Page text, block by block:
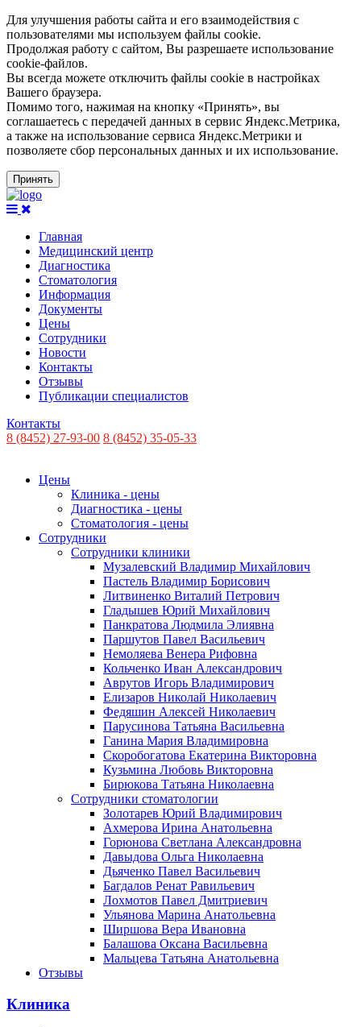
Для улучшения работы сайта и его взаимодействия с
пользователями мы используем файлы cookie.
Продолжая работу с сайтом, Вы разрешаете использование
cookie-файлов.
Вы всегда можете отключить файлы cookie в настройках
Вашего браузера.
Помимо того, нажимая на кнопку «Принять», вы
соглашаетесь с передачей данных в сервис Яндекс.Метрика,
а также на использование сервиса Яндекс.Метрики и
позволяете сбор персональных данных и их использование.
Принять
Главная
Медицинский центр
Диагностика
Стоматология
Информация
Документы
Цены
Сотрудники
Новости
Контакты
Отзывы
Публикации специалистов
Контакты
8 (8452) 27-93-00 8 (8452) 35-05-33
Цены
Клиника - цены
Диагностика - цены
Стоматология - цены
Сотрудники
Сотрудники клиники
Музалевский Владимир Михайлович
Пастель Владимир Борисович
Литвиненко Виталий Петрович
Гладышев Юрий Михайлович
Панкратова Людмила Элиявна
Паршутов Павел Васильевич
Немоляева Венера Рифовна
Кольченко Иван Александрович
Аврутов Игорь Владимирович
Елизаров Николай Николаевич
Федяшин Алексей Николаевич
Парусинова Татьяна Васильевна
Ганина Мария Владимировна
Скоробогатова Екатерина Викторовна
Кузьмина Любовь Викторовна
Бирюкова Татьяна Николаевна
Сотрудники стоматологии
Золотарев Юрий Владимирович
Ахмерова Ирина Анатольевна
Горюнова Светлана Александровна
Давыдова Ольга Николаевна
Дьяченко Павел Васильевич
Багдалов Ренат Равильевич
Лохмотов Павел Дмитриевич
Ульянова Марина Анатольевна
Ширшова Вера Ивановна
Балашова Оксана Васильевна
Мальцева Татьяна Анатольевна
Отзывы
Клиника